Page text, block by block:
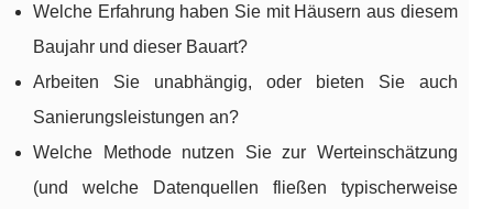
Welche Erfahrung haben Sie mit Häusern aus diesem
Baujahr und dieser Bauart?
Arbeiten Sie unabhängig, oder bieten Sie auch
Sanierungsleistungen an?
Welche Methode nutzen Sie zur Werteinschätzung
(und welche Datenquellen fließen typischerweise